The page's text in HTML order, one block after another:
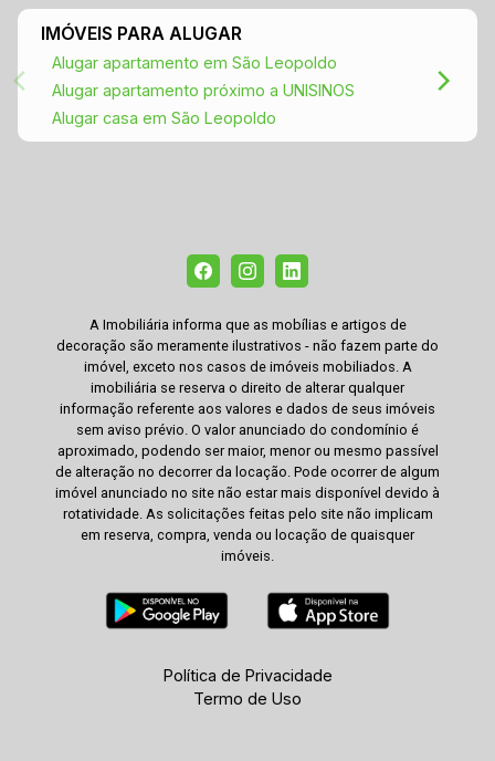
IMÓVEIS PARA ALUGAR
Alugar apartamento em São Leopoldo
Alugar apartamento próximo a UNISINOS
Alugar casa em São Leopoldo
A Imobiliária informa que as mobílias e artigos de
decoração são meramente ilustrativos - não fazem parte do
imóvel, exceto nos casos de imóveis mobiliados. A
imobiliária se reserva o direito de alterar qualquer
informação referente aos valores e dados de seus imóveis
sem aviso prévio. O valor anunciado do condomínio é
aproximado, podendo ser maior, menor ou mesmo passível
de alteração no decorrer da locação. Pode ocorrer de algum
imóvel anunciado no site não estar mais disponível devido à
rotatividade. As solicitações feitas pelo site não implicam
em reserva, compra, venda ou locação de quaisquer
imóveis.
Política de Privacidade
Termo de Uso